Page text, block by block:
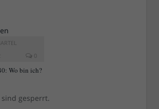
0
Wo bin ich?
gesperrt.